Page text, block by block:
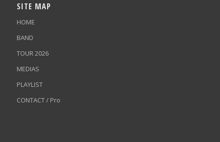
SITE MAP
HOME
BAND
TOUR 2026
MEDIAS
PLAYLIST
CONTACT / Pro